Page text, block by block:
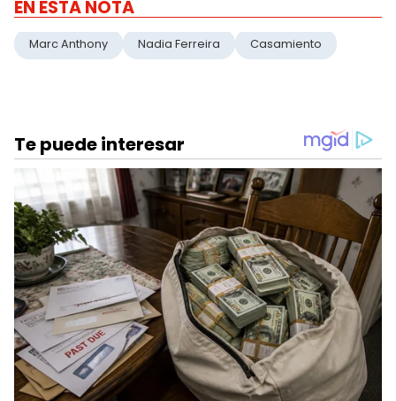
EN ESTA NOTA
Marc Anthony Nadia Ferreira Casamiento